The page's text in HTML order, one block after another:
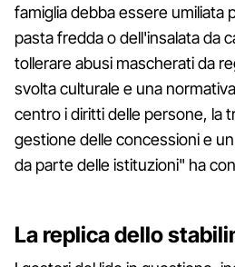
famiglia debba essere umiliata
pasta fredda o dell'insalata da
tollerare abusi mascherati da
svolta culturale e una
centro i diritti delle persone, la
gestione delle concessioni e
da parte delle istituzioni" ha
La replica dello